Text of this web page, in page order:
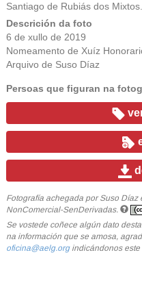
Santiago de Rubiás dos
Descrición da foto
6 de xullo de 2019
Nomeamento de Xuíz
Arquivo de Suso Díaz
Persoas que figuran na
Fotografía achegada por Suso
NonComercial-SenDerivadas.
Se vostede coñece algún dato
na información que se amosa,
oficina@aelg.orgindicándonos este